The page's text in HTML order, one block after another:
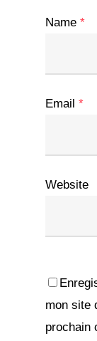
Name *
Email *
Website
mon site
prochain